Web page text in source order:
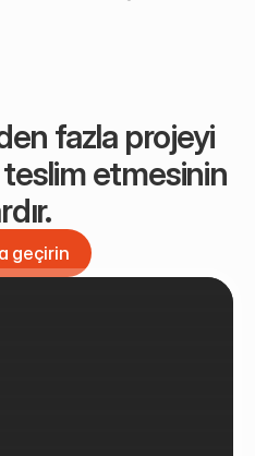
fazla projeyi
etmesinin
geçirin
geçirin